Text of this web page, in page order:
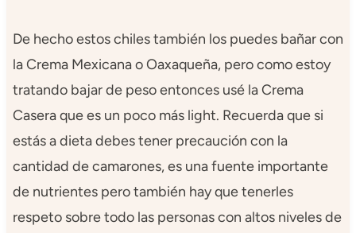
De hecho estos chiles también los puedes bañar con
la Crema Mexicana o Oaxaqueña, pero como estoy
tratando bajar de peso entonces usé la Crema
Casera que es un poco más light. Recuerda que si
estás a dieta debes tener precaución con la
cantidad de camarones, es una fuente importante
de nutrientes pero también hay que tenerles
respeto sobre todo las personas con altos niveles de